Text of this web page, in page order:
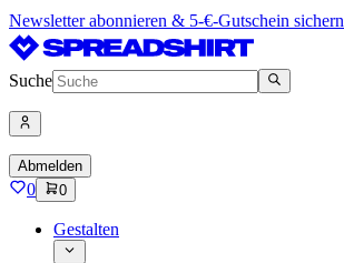
Newsletter abonnieren & 5-€-Gutschein sichern
Suche
Abmelden
0 0
Gestalten